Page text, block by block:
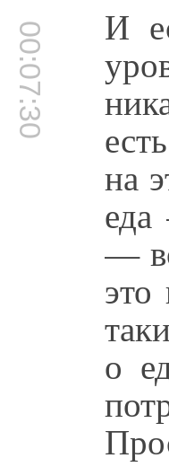
00:07:30 И
на
—
о